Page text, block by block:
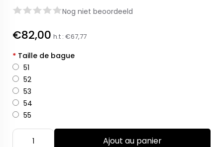
Nog niet beoordeeld
€82,00 h.t : €67,77
* Taille de bague
51
52
53
54
55
Ajout au panier